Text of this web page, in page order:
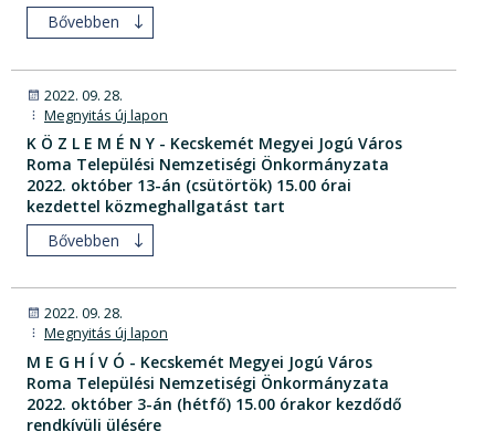
Bővebben
2022. 09. 28.
Megnyitás új lapon
K Ö Z L E M É N Y - Kecskemét Megyei Jogú Város
Roma Települési Nemzetiségi Önkormányzata
2022. október 13-án (csütörtök) 15.00 órai
kezdettel közmeghallgatást tart
Bővebben
2022. 09. 28.
Megnyitás új lapon
M E G H Í V Ó - Kecskemét Megyei Jogú Város
Roma Települési Nemzetiségi Önkormányzata
2022. október 3-án (hétfő) 15.00 órakor kezdődő
rendkívüli ülésére